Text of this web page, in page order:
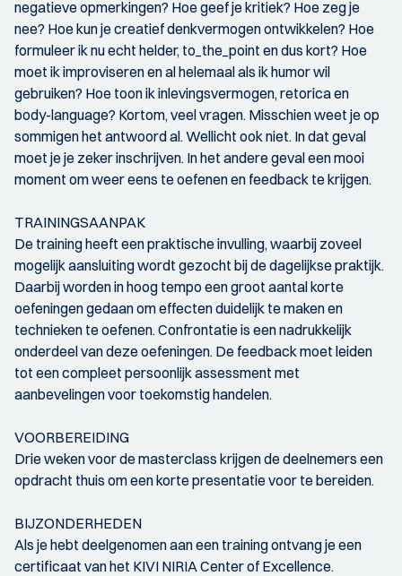
negatieve opmerkingen? Hoe geef je kritiek? Hoe zeg je
nee? Hoe kun je creatief denkvermogen ontwikkelen? Hoe
formuleer ik nu echt helder, to_the_point en dus kort? Hoe
moet ik improviseren en al helemaal als ik humor wil
gebruiken? Hoe toon ik inlevingsvermogen, retorica en
body-language? Kortom, veel vragen. Misschien weet je op
sommigen het antwoord al. Wellicht ook niet. In dat geval
moet je je zeker inschrijven. In het andere geval een mooi
moment om weer eens te oefenen en feedback te krijgen.
TRAININGSAANPAK
De training heeft een praktische invulling, waarbij zoveel
mogelijk aansluiting wordt gezocht bij de dagelijkse praktijk.
Daarbij worden in hoog tempo een groot aantal korte
oefeningen gedaan om effecten duidelijk te maken en
technieken te oefenen. Confrontatie is een nadrukkelijk
onderdeel van deze oefeningen. De feedback moet leiden
tot een compleet persoonlijk assessment met
aanbevelingen voor toekomstig handelen.
VOORBEREIDING
Drie weken voor de masterclass krijgen de deelnemers een
opdracht thuis om een korte presentatie voor te bereiden.
BIJZONDERHEDEN
Als je hebt deelgenomen aan een training ontvang je een
certificaat van het KIVI NIRIA Center of Excellence.